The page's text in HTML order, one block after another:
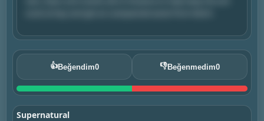
👍Beğendim0 👎Beğenmedim0
Supernatural